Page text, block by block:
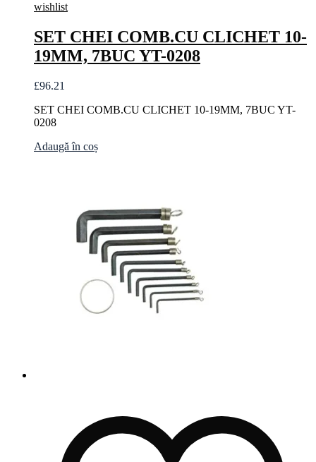
wishlist
SET CHEI COMB.CU CLICHET 10-
19MM, 7BUC YT-0208
£96.21
SET CHEI COMB.CU CLICHET 10-19MM, 7BUC YT-
0208
Adaugă în coș